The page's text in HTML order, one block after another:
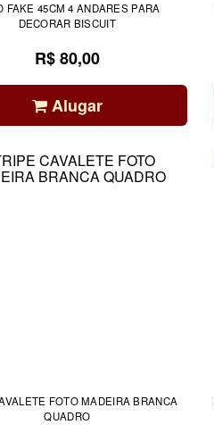
4 ANDARES PARA
DECORAR BISCUIT
R$ 80,00
Alugar
FOTO MADEIRA BRANCA
QUADRO